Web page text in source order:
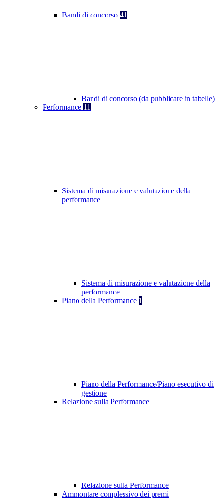
Bandi di concorso 41
Bandi di concorso (da pubblicare in tabelle)
Performance 11
Sistema di misurazione e valutazione della
performance
Sistema di misurazione e valutazione della
performance
Piano della Performance 1
Piano della Performance/Piano esecutivo di
gestione
Relazione sulla Performance
Relazione sulla Performance
Ammontare complessivo dei premi